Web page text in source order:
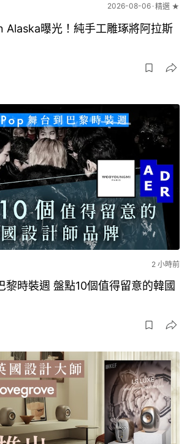
2026-08-06 精選 ★
Alaska曝光！純手工雕琢將阿拉斯
2 小時前
黎時裝週 盤點10個值得留意的韓國